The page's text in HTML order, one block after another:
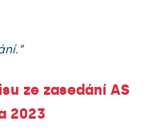
ze zasedání AS
2023